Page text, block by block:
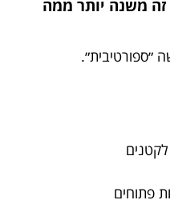
זה משנה יותר ממה
״ספורטיבית״.
לקטנים
פתוחים